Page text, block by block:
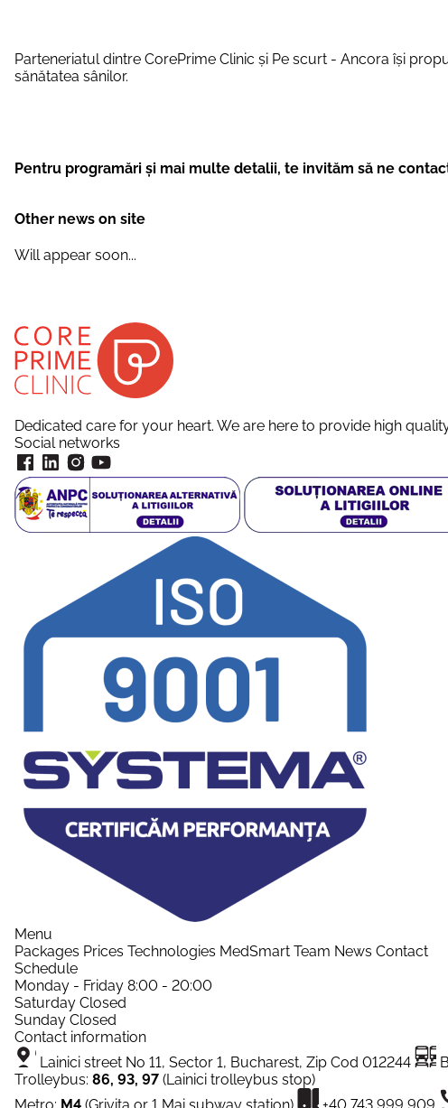
Parteneriatul dintre CorePrime Clinic și Pe scurt - Ancora își
sănătatea sânilor.
Pentru programări și mai multe detalii, te invităm să ne
Other news on site
Will appear soon...
Dedicated care for your heart. We are here to provide high
Social networks
Menu
Packages Prices Technologies MedSmart Team News Contact
Schedule
Monday - Friday 8:00 - 20:00
Saturday Closed
Sunday Closed
Contact information
Lainici street No 11, Sector 1, Bucharest, Zip Cod 012244
Trolleybus: 86, 93, 97 (Lainici trolleybus stop)